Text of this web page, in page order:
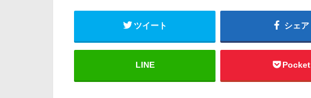
ツイート シェア
LINE Pocket